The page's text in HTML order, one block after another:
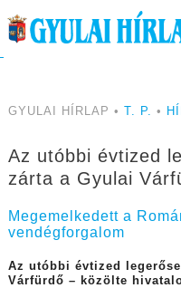
GYULAI HÍRLAP • T. P. •
Az utóbbi évtized
zárta a Gyulai
Megemelkedett a
vendégforgalom
Az utóbbi évtized
Várfürdő – közölte